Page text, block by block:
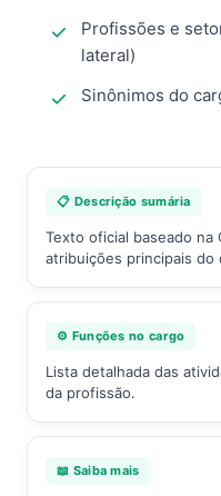
Profissões e
lateral)
Sinônimos do
📋 Descrição sumária
Texto oficial baseado na
atribuições principais do
⚙️ Funções no cargo
Lista detalhada das
da profissão.
📖 Saiba mais